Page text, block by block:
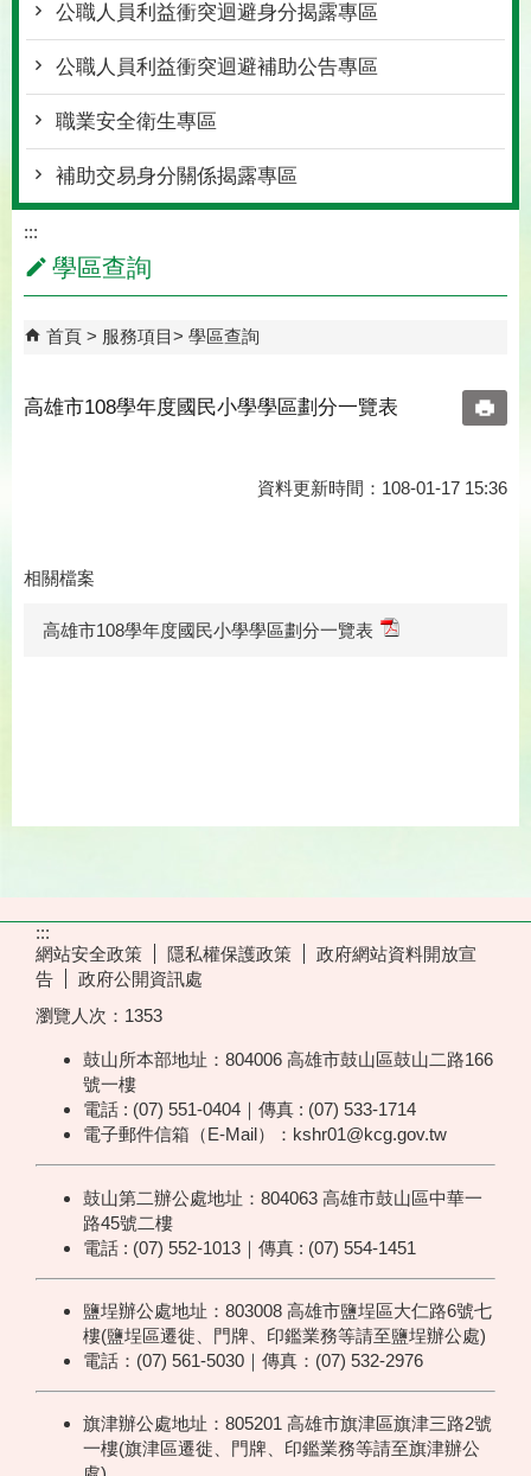
公職人員利益衝突迴避身分揭露專區
公職人員利益衝突迴避補助公告專區
職業安全衛生專區
補助交易身分關係揭露專區
:::
學區查詢
首頁 服務項目 學區查詢
高雄市108學年度國民小學學區劃分一覽表
資料更新時間：108-01-17 15:36
相關檔案
高雄市108學年度國民小學學區劃分一覽表
:::
網站安全政策
隱私權保護政策
政府網站資料開放宣
告
政府公開資訊處
瀏覽人次： 1353
鼓山所本部地址：804006 高雄市鼓山區鼓山二路166
號一樓
電話 : (07) 551-0404｜傳真 : (07) 533-1714
電子郵件信箱（E-Mail）：kshr01@kcg.gov.tw
鼓山第二辦公處地址：804063 高雄市鼓山區中華一
路45號二樓
電話 : (07) 552-1013｜傳真 : (07) 554-1451
鹽埕辦公處地址：803008 高雄市鹽埕區大仁路6號七
樓(鹽埕區遷徙、門牌、印鑑業務等請至鹽埕辦公處)
電話：(07) 561-5030｜傳真：(07) 532-2976
旗津辦公處地址：805201 高雄市旗津區旗津三路2號
一樓(旗津區遷徙、門牌、印鑑業務等請至旗津辦公